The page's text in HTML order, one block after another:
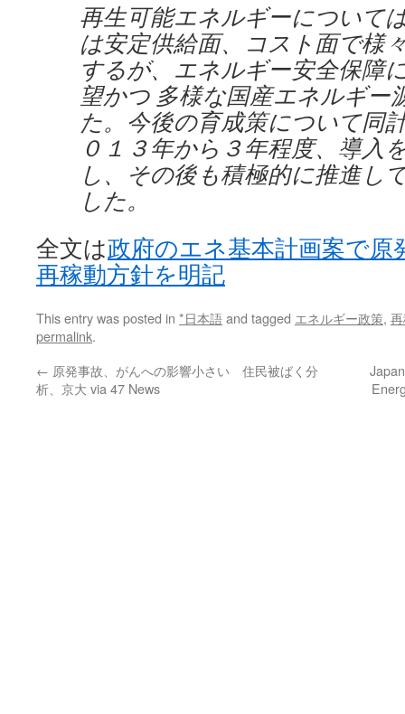
再生可能エネルギーについて
は安定供給面、コスト面で様
するが、エネルギー安全保障
望かつ 多様な国産エネルギー
た。今後の育成策について同
０１３年から３年程度、導入
し、その後も積極的に推進し
した。
全文は政府のエネ基本計画案で原
再稼動方針を明記
This entry was posted in *日本語and tagged エネルギー政策,
permalink.
← 原発事故、がんへの影響小さい 住民被ばく分
析、京大 via 47 News